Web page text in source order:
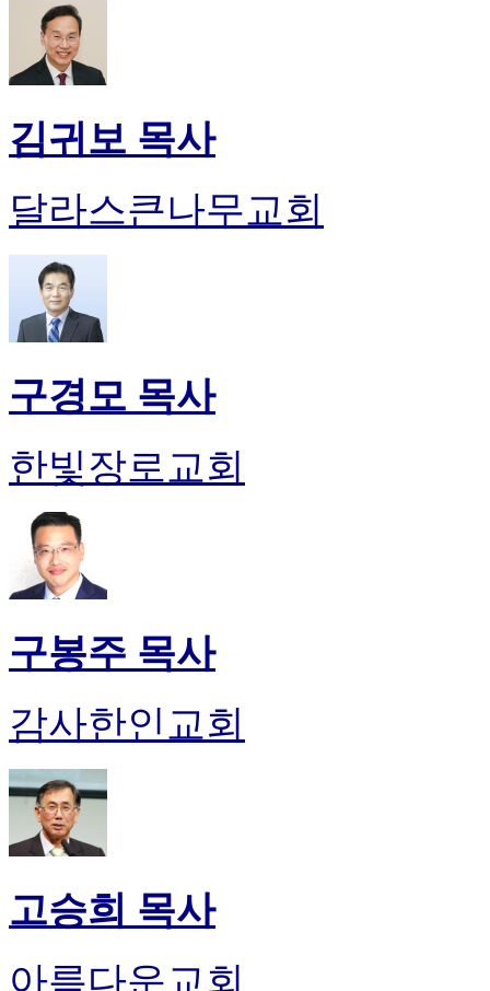
김귀보 목사
달라스큰나무교회
구경모 목사
한빛장로교회
구봉주 목사
감사한인교회
고승희 목사
아름다운교회